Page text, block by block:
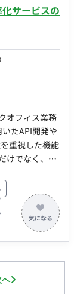
・デ
AI：ChatGPT,
・開発環
CodeRabbit
ジトリ管
Actions ・コ
員がフルスタ
で開発に携わ
1名 ・メンバ
求めています
を想定）は週
ご依頼してお
時間以上稼働
※応
。 →例：週〇
サービスの
オフィス業務
たAPI開発や
重視した機能
けでなく、既
やデザイナ
まで一貫して
発を進め、
容】 ・バック
するバックオ
・安定した